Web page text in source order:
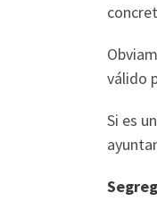
válido
Si es